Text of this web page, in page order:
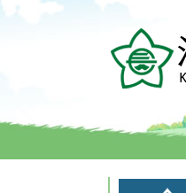
頭
す。
飛
し